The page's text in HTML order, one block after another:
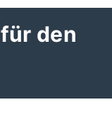
den